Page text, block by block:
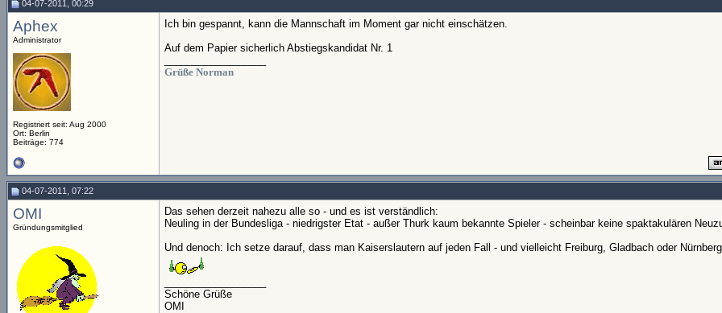
04-07-2011, 00:29
Aphex
Administrator
Registriert seit: Aug 2000
Ort: Berlin
Beiträge: 774
Ich bin gespannt, kann die Mannschaft im Moment gar nicht einschätzen.
Auf dem Papier sicherlich Abstiegskandidat Nr. 1
Grüße Norman
04-07-2011, 07:22
OMI
Gründungsmitglied
Das sehen derzeit nahezu alle so - und es ist verständlich:
Neuling in der Bundesliga - niedrigster Etat - außer Thurk kaum bekannte Spieler - scheinbar keine spaktakulären
Und denoch: Ich setze darauf, dass man Kaiserslautern auf jeden Fall - und vielleicht Freiburg, Gladbach oder
Schöne Grüße
OMI